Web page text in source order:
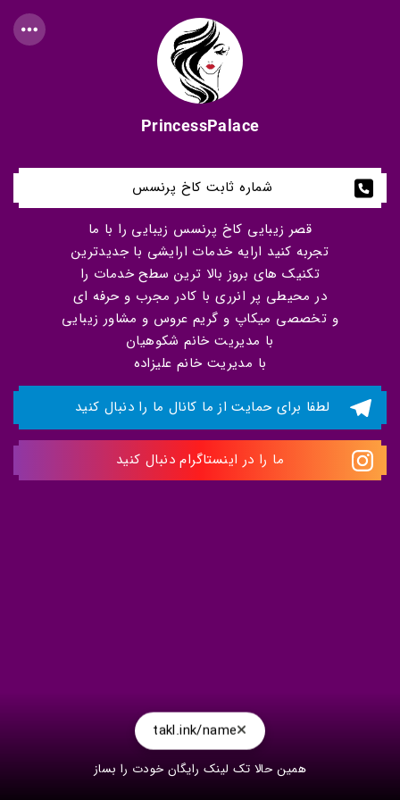
PrincessPalace
شماره ثابت کاخ پرنسس
قصر زیبایی کاخ پرنسس زیبایی را با ما
تجربه کنید ارایه خدمات ارایشی با جدیدترین
تکنیک های بروز بالا ترین سطح خدمات را
در محیطی پر انرری با کادر مجرب و حرفه ای
و تخصصی میکاپ و گریم عروس و مشاور زیبایی
با مدیریت خانم شکوهیان
با مدیریت خانم علیزاده
لطفا برای حمایت از ما کانال ما را دنبال کنید
ما را در اینستاگرام دنبال کنید
takl.ink/name
همین حالا تک لینک رایگان خودت را بساز